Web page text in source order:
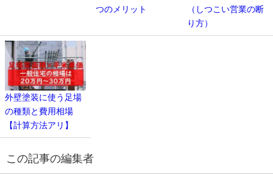
つのメリット
（しつこい営業の断
り方）
外壁塗装に使う足場
の種類と費用相場
【計算方法アリ】
この記事の編集者